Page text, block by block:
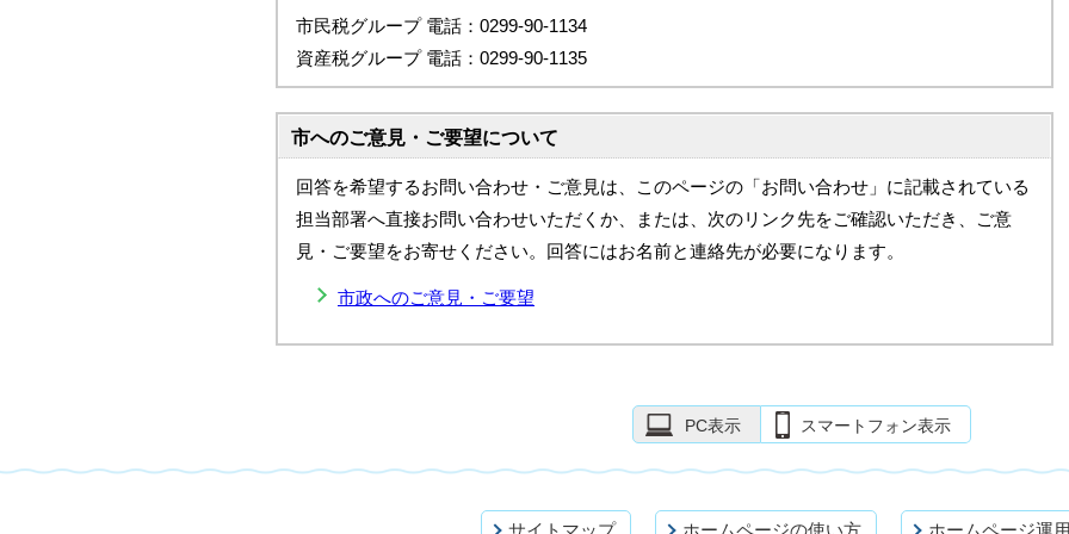
市民税グループ 電話：0299-90-1134
資産税グループ 電話：0299-90-1135
市へのご意見・ご要望について
回答を希望するお問い合わせ・ご意見は、このページの「お問い合わせ」に記載されている
担当部署へ直接お問い合わせいただくか、または、次のリンク先をご確認いただき、ご意
見・ご要望をお寄せください。回答にはお名前と連絡先が必要になります。
市政へのご意見・ご要望
PC表示 スマートフォン表示
サイトマップ ホームページの使い方 ホームページ運